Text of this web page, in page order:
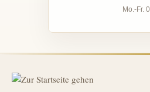
Mo.-Fr.